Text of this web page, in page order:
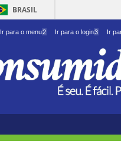
BRASIL
Ir para o menu2 Ir para o login3 Ir